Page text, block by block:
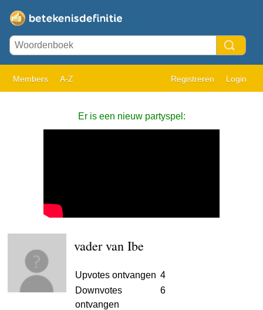
Members A-Z Registreren Login
Er is een nieuw partyspel:
vader van Ibe
Upvotes ontvangen 4
Downvotes
ontvangen
6